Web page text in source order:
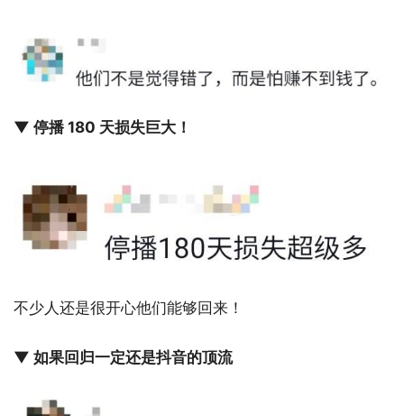
▼ 停播 180 天损失巨大！
不少人还是很开心他们能够回来！
▼ 如果回归一定还是抖音的顶流